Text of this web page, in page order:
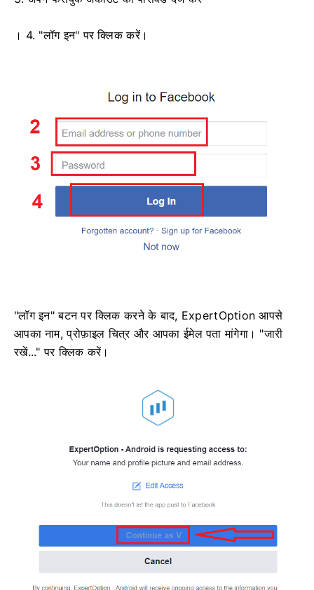
। 4. "लॉग इन" पर क्लिक करें।
"लॉग इन" बटन पर क्लिक करने के बाद, ExpertOption आपसे
आपका नाम, प्रोफ़ाइल चित्र और आपका ईमेल पता मांगेगा। "जारी
रखें..." पर क्लिक करें।